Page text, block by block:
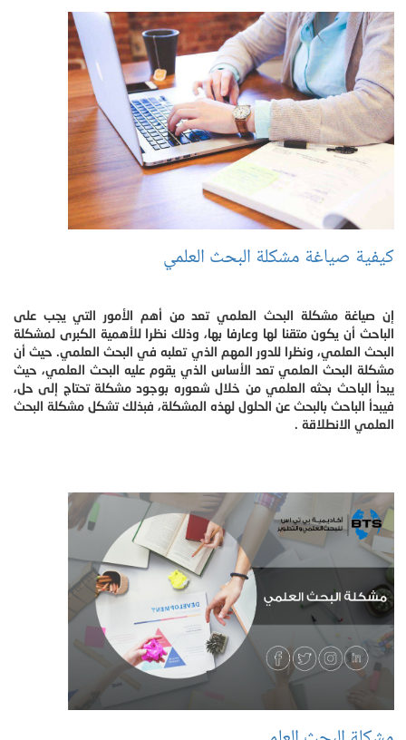
كيفية صياغة مشكلة البحث العلمي
إن صياغة مشكلة البحث العلمي تعد من أهم الأمور التي يجب على
الباحث أن يكون متقنا لها وعارفا بها، وذلك نظرا للأهمية الكبرى لمشكلة
البحث العلمي، ونظرا للدور المهم الذي تعلبه في البحث العلمي. حيث أن
مشكلة البحث العلمي تعد الأساس الذي يقوم عليه البحث العلمي، حيث
يبدأ الباحث بحثه العلمي من خلال شعوره بوجود مشكلة تحتاج إلى حل،
فيبدأ الباحث بالبحث عن الحلول لهذه المشكلة، فبذلك تشكل مشكلة البحث
العلمي الانطلاقة .